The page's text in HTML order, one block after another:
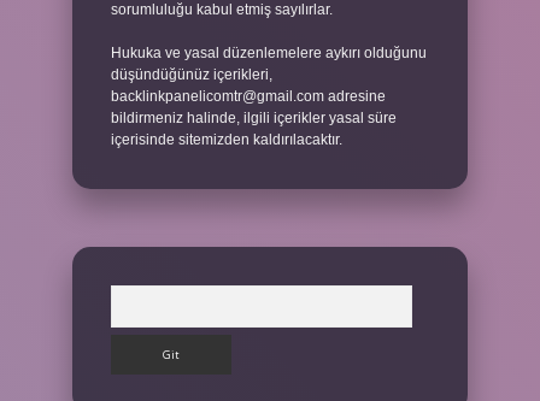
sorumluluğu kabul etmiş sayılırlar.
Hukuka ve yasal düzenlemelere aykırı olduğunu
düşündüğünüz içerikleri,
backlinkpanelicomtr@gmail.com adresine
bildirmeniz halinde, ilgili içerikler yasal süre
içerisinde sitemizden kaldırılacaktır.